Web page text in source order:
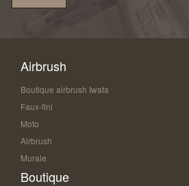
Airbrush
Boutique airbrush Iwata
Faux-fini
Moto
Airbrush
Murale
Boutique